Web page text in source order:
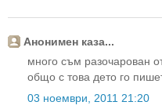
Анонимен каза...
много съм разочарован
общо с това дето го
03 ноември, 2011 21:20